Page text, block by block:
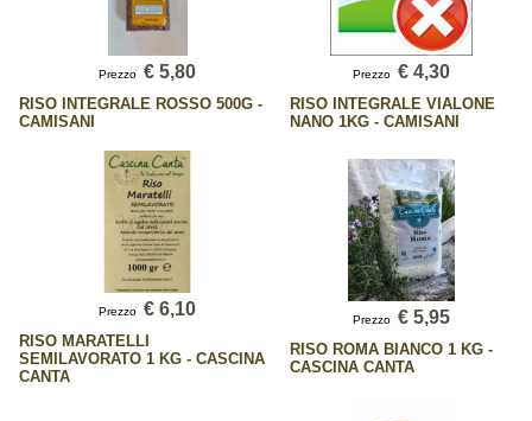
Prezzo € 5,80
RISO INTEGRALE ROSSO 500G -
CAMISANI
Prezzo € 4,30
RISO INTEGRALE VIALONE
NANO 1KG - CAMISANI
Prezzo € 6,10
RISO MARATELLI
SEMILAVORATO 1 KG - CASCINA
CANTA
Prezzo € 5,95
RISO ROMA BIANCO 1 KG -
CASCINA CANTA